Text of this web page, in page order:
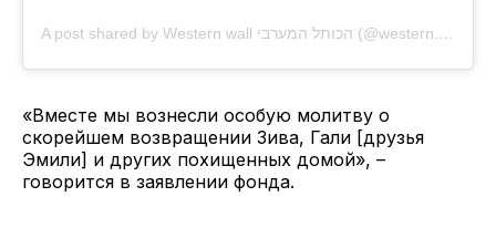
A post shared by Western wall הכותל המערבי (@western.wall)
«Вместе мы вознесли особую молитву о
скорейшем возвращении Зива, Гали [друзья
Эмили] и других похищенных домой», –
говорится в заявлении фонда.